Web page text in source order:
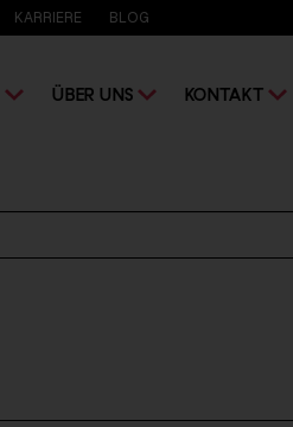
KARRIERE BLOG
ÜBER UNS KONTAKT